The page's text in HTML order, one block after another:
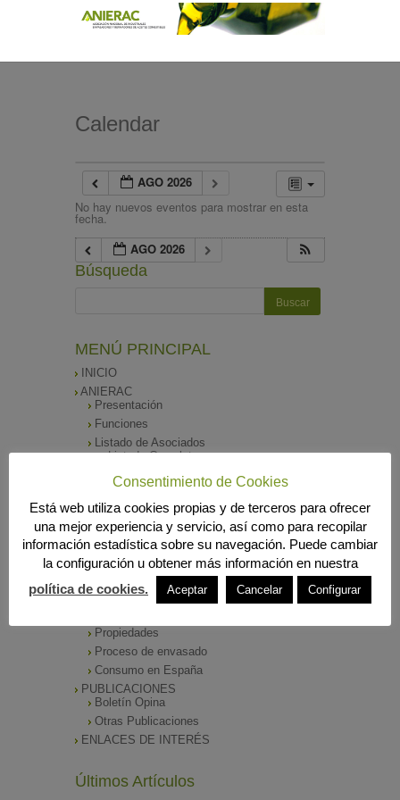
Calendar
AGO 2026
No hay nuevos eventos para mostrar en esta
fecha.
AGO 2026
Búsqueda
MENÚ PRINCIPAL
INICIO
ANIERAC
Presentación
Funciones
Listado de Asociados
Listado Completo
Como asociarse
SALA DE PRENSA
Notas de Prensa
Archivos Corporativos
GALERÍA DE IMÁGENES
CONTACTO
ENVASADO DE ACEITE
Propiedades
Proceso de envasado
Consumo en España
PUBLICACIONES
Boletín Opina
Otras Publicaciones
ENLACES DE INTERÉS
Últimos Artículos
Consentimiento de Cookies
Está web utiliza cookies propias y de terceros para ofrecer
una mejor experiencia y servicio, así como para recopilar
información estadística sobre su navegación. Puede cambiar
la configuración u obtener más información en nuestra
política de cookies.
Aceptar Cancelar Configurar